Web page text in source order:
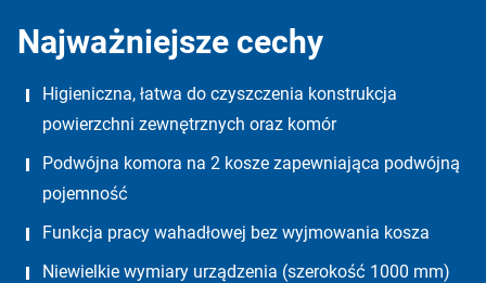
Najważniejsze cechy
Higieniczna, łatwa do czyszczenia konstrukcja
powierzchni zewnętrznych oraz komór
Podwójna komora na 2 kosze zapewniająca podwójną
pojemność
Funkcja pracy wahadłowej bez wyjmowania kosza
Niewielkie wymiary urządzenia (szerokość 1000 mm)